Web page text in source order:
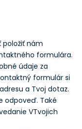
položiť nám
formulára.
údaje za
formulár si
a Tvoj dotaz.
odpoveď. Také
VTvojich